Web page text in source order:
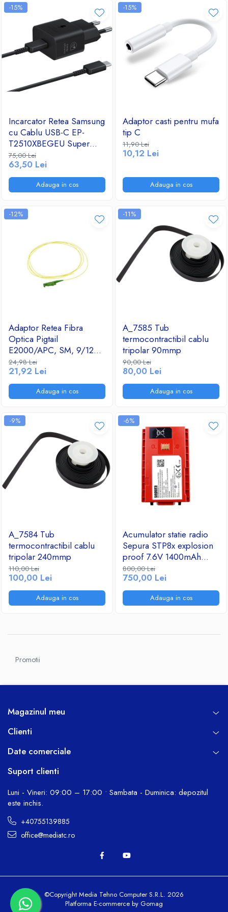
-15%
Incarcator Retea Samsung
cu Cablu USB-C EP-
T2510XBEGEU Super
Fast Charging 25 W
(Negru)
75,00 Lei
63,50 Lei
Adauga in cos
-15%
Adaptor casti pentru mufa
tip C
11,90 Lei
10,12 Lei
Adauga in cos
-12%
Adaptor Retea Fibra
Optica Pigtail
E2000/APC, SM, 9/125,
0,9mm, OS2 fiber, 1.5m,
LSZH
24,98 Lei
21,92 Lei
Adauga in cos
-11%
A_7585 Tub
termocontractibil cablu
tripolar 90mmp
90,00 Lei
80,00 Lei
Adauga in cos
-9%
A_7584 Tub
termocontractibil cablu
tripolar 240mmp
110,00 Lei
100,00 Lei
Adauga in cos
-6%
Acumulator statie radio
Sepura STP8x explosion
proof 7.6V 1400mAh
10.64Wh
800,00 Lei
750,00 Lei
Adauga in cos
Promotii
Magazinul meu
Clienti
Date comerciale
Suport clienti
Luni - Vineri: 09:00 – 17:00 • Sambata - Duminica: depozitul
este inchis.
+40755139885
office@mediatc.ro
©Copyright Media Tehno Computer S.R.L. 2026
Platforma E-commerce by Gomag